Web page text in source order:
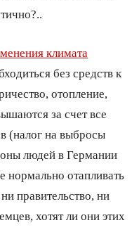
климата
без средств к
отопление,
за счет все
(налог на выбросы
людей в Германии
нормально отапливать
правительство, ни
хотят ли они этих